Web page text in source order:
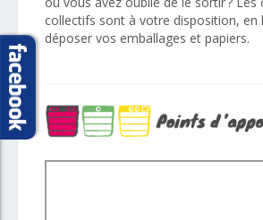
collectifs sont à votre disposition, en
déposer vos emballages et papiers.